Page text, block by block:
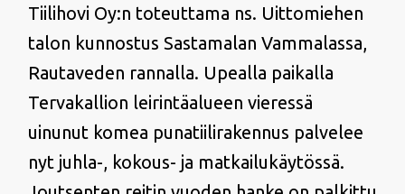
Tiilihovi Oy:n toteuttama ns. Uittomiehen
talon kunnostus Sastamalan Vammalassa,
Rautaveden rannalla. Upealla paikalla
Tervakallion leirintäalueen vieressä
uinunut komea punatiilirakennus palvelee
nyt juhla-, kokous- ja matkailukäytössä.